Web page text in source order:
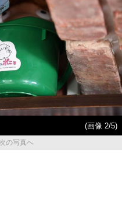
(画像 2/5)
の写真へ